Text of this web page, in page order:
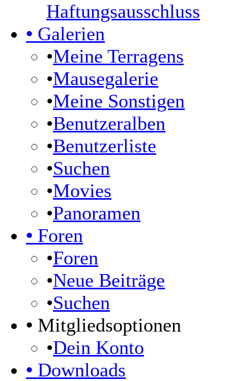
Haftungsausschluss
• Galerien
•Meine Terragens
•Mausegalerie
•Meine Sonstigen
•Benutzeralben
•Benutzerliste
•Suchen
•Movies
•Panoramen
• Foren
•Foren
•Neue Beiträge
•Suchen
• Mitgliedsoptionen
•Dein Konto
• Downloads